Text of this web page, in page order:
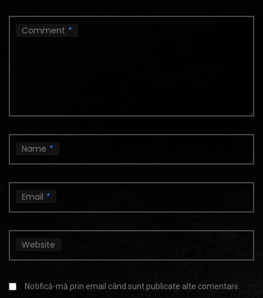
Comment *
Name *
Email *
Website
Notifică-mă prin email când sunt publicate alte comentarii.